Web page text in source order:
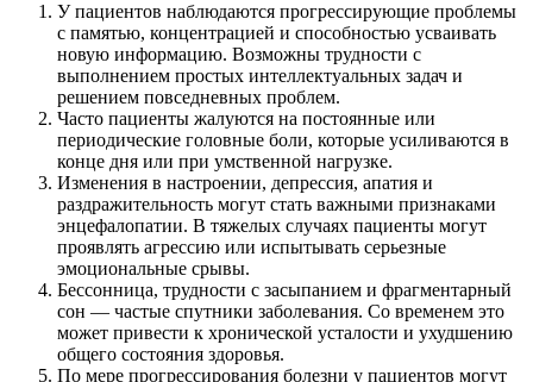
У пациентов наблюдаются прогрессирующие проблемы
с памятью, концентрацией и способностью усваивать
новую информацию. Возможны трудности с
выполнением простых интеллектуальных задач и
решением повседневных проблем.
Часто пациенты жалуются на постоянные или
периодические головные боли, которые усиливаются в
конце дня или при умственной нагрузке.
Изменения в настроении, депрессия, апатия и
раздражительность могут стать важными признаками
энцефалопатии. В тяжелых случаях пациенты могут
проявлять агрессию или испытывать серьезные
эмоциональные срывы.
Бессонница, трудности с засыпанием и фрагментарный
сон — частые спутники заболевания. Со временем это
может привести к хронической усталости и ухудшению
общего состояния здоровья.
По мере прогрессирования болезни у пациентов могут